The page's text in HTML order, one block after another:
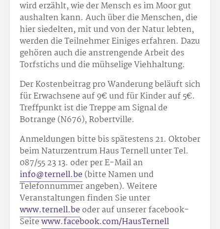
wird erzählt, wie der Mensch es im Moor gut
aushalten kann. Auch über die Menschen, die
hier siedelten, mit und von der Natur lebten,
werden die Teilnehmer Einiges erfahren. Dazu
gehören auch die anstrengende Arbeit des
Torfstichs und die mühselige Viehhaltung.
Der Kostenbeitrag pro Wanderung beläuft sich
für Erwachsene auf 9€ und für Kinder auf 5€.
Treffpunkt ist die Treppe am Signal de
Botrange (N676), Robertville.
Anmeldungen bitte bis spätestens 21. Oktober
beim Naturzentrum Haus Ternell unter Tel.
087/55 23 13. oder per E-Mail an
info@ternell.be(bitte Namen und
Telefonnummer angeben). Weitere
Veranstaltungen finden Sie unter
www.ternell.beoder auf unserer facebook-
Seitewww.facebook.com/HausTernell